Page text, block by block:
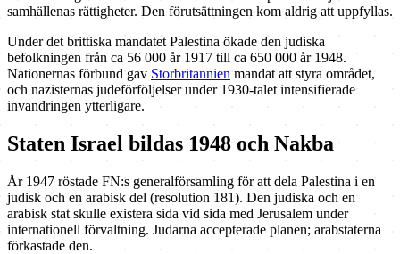
samhällenas rättigheter. Den förutsättningen kom aldrig att uppfyllas.
Under det brittiska mandatet Palestina ökade den judiska
befolkningen från ca 56 000 år 1917 till ca 650 000 år 1948.
Nationernas förbund gav Storbritannien mandat att styra området,
och nazisternas judeförföljelser under 1930-talet intensifierade
invandringen ytterligare.
Staten Israel bildas 1948 och Nakba
År 1947 röstade FN:s generalförsamling för att dela Palestina i en
judisk och en arabisk del (resolution 181). Den judiska och en
arabisk stat skulle existera sida vid sida med Jerusalem under
internationell förvaltning. Judarna accepterade planen; arabstaterna
förkastade den.